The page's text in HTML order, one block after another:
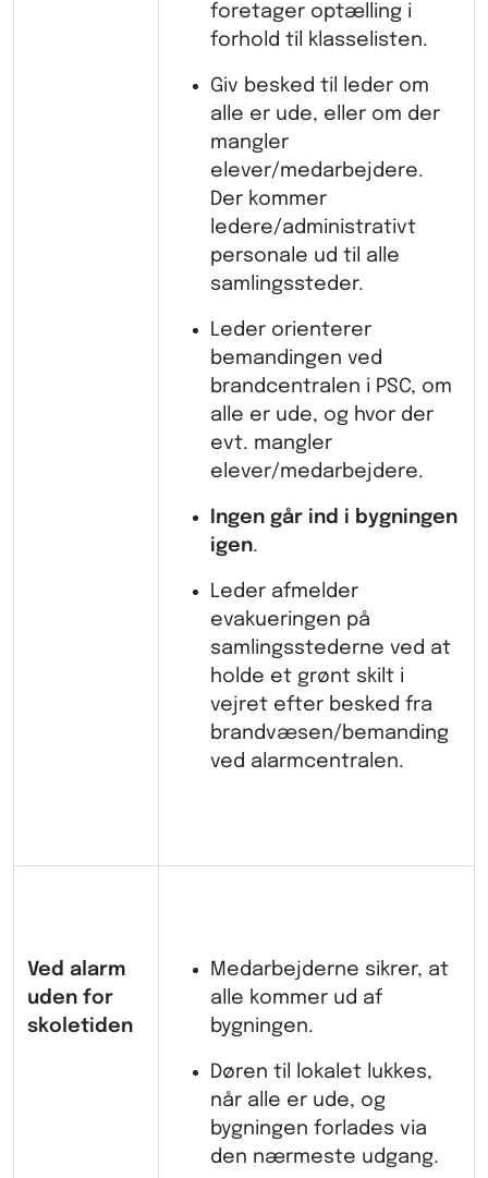
foretager optælling i
forhold til klasselisten.
Giv besked til leder om
alle er ude, eller om der
mangler
elever/medarbejdere.
Der kommer
ledere/administrativt
personale ud til alle
samlingssteder.
Leder orienterer
bemandingen ved
brandcentralen i PSC, om
alle er ude, og hvor der
evt. mangler
elever/medarbejdere.
Ingen går ind i bygningen
igen.
Leder afmelder
evakueringen på
samlingsstederne ved at
holde et grønt skilt i
vejret efter besked fra
brandvæsen/bemanding
ved alarmcentralen.
Ved alarm
uden for
skoletiden
Medarbejderne sikrer, at
alle kommer ud af
bygningen.
Døren til lokalet lukkes,
når alle er ude, og
bygningen forlades via
den nærmeste udgang.